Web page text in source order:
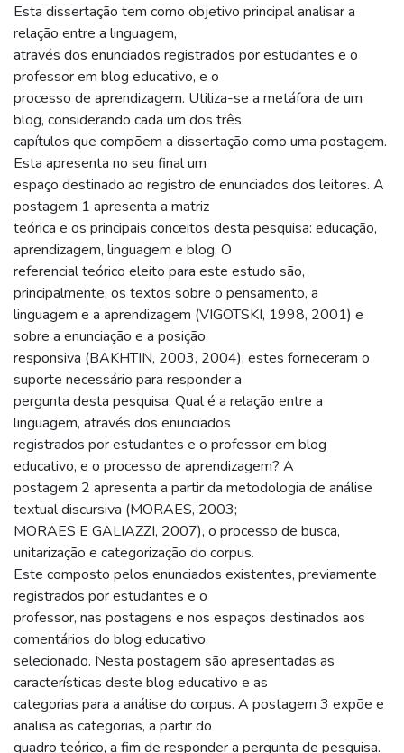
Esta dissertação tem como objetivo principal analisar a
relação entre a linguagem,
através dos enunciados registrados por estudantes e o
professor em blog educativo, e o
processo de aprendizagem. Utiliza-se a metáfora de um
blog, considerando cada um dos três
capítulos que compõem a dissertação como uma postagem.
Esta apresenta no seu final um
espaço destinado ao registro de enunciados dos leitores. A
postagem 1 apresenta a matriz
teórica e os principais conceitos desta pesquisa: educação,
aprendizagem, linguagem e blog. O
referencial teórico eleito para este estudo são,
principalmente, os textos sobre o pensamento, a
linguagem e a aprendizagem (VIGOTSKI, 1998, 2001) e
sobre a enunciação e a posição
responsiva (BAKHTIN, 2003, 2004); estes forneceram o
suporte necessário para responder a
pergunta desta pesquisa: Qual é a relação entre a
linguagem, através dos enunciados
registrados por estudantes e o professor em blog
educativo, e o processo de aprendizagem? A
postagem 2 apresenta a partir da metodologia de análise
textual discursiva (MORAES, 2003;
MORAES E GALIAZZI, 2007), o processo de busca,
unitarização e categorização do corpus.
Este composto pelos enunciados existentes, previamente
registrados por estudantes e o
professor, nas postagens e nos espaços destinados aos
comentários do blog educativo
selecionado. Nesta postagem são apresentadas as
características deste blog educativo e as
categorias para a análise do corpus. A postagem 3 expõe e
analisa as categorias, a partir do
quadro teórico, a fim de responder a pergunta de pesquisa.